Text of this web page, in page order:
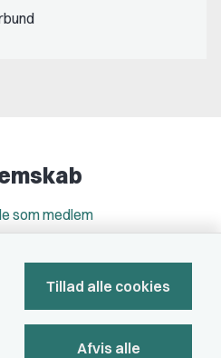
som medlem
Tillad alle cookies
Afvis alle